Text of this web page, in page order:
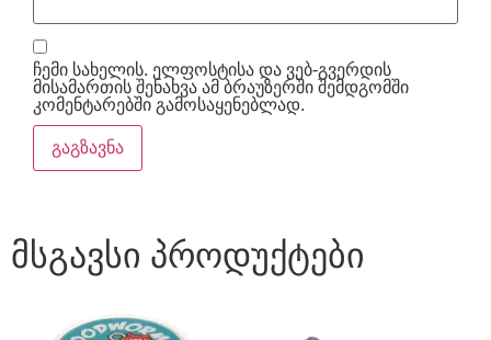
ჩემი სახელის. ელფოსტისა და ვებ-გვერდის
მისამართის შენახვა ამ ბრაუზერში შემდგომში
კომენტარებში გამოსაყენებლად.
მსგავსი პროდუქტები